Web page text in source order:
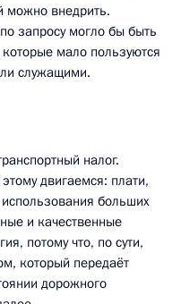
можно внедрить.
запросу могло бы быть
мало пользуются
служащими.
налог.
двигаемся: плати,
больших
и качественные
потому что, по сути,
который передаёт
дорожного